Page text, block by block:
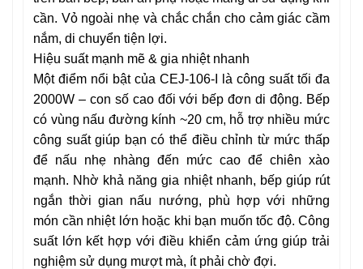
cần. Vỏ ngoài nhẹ và chắc chắn cho cảm giác cầm
nắm, di chuyển tiện lợi.
Hiệu suất mạnh mẽ & gia nhiệt nhanh
Một điểm nổi bật của CEJ-106-I là công suất tối đa
2000W – con số cao đối với bếp đơn di động. Bếp
có vùng nấu đường kính ~20 cm, hỗ trợ nhiều mức
công suất giúp bạn có thể điều chỉnh từ mức thấp
để nấu nhẹ nhàng đến mức cao để chiên xào
mạnh. Nhờ khả năng gia nhiệt nhanh, bếp giúp rút
ngắn thời gian nấu nướng, phù hợp với những
món cần nhiệt lớn hoặc khi bạn muốn tốc độ. Công
suất lớn kết hợp với điều khiển cảm ứng giúp trải
nghiệm sử dụng mượt mà, ít phải chờ đợi.